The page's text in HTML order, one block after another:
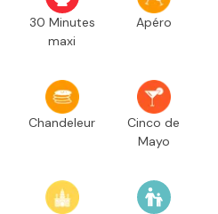
30 Minutes
maxi
Apéro
Chandeleur
Cinco de
Mayo